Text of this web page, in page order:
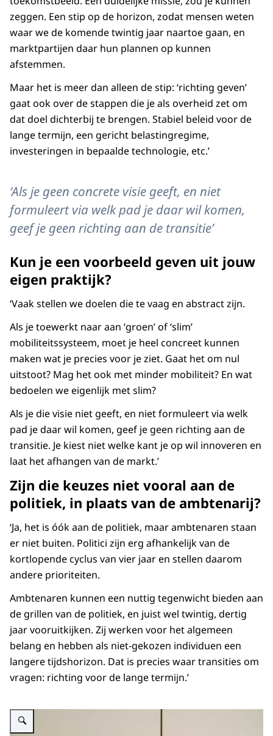
zeggen. Een stip op de horizon, zodat mensen weten
waar we de komende twintig jaar naartoe gaan, en
marktpartijen daar hun plannen op kunnen
afstemmen.
Maar het is meer dan alleen de stip: ‘richting geven’
gaat ook over de stappen die je als overheid zet om
dat doel dichterbij te brengen. Stabiel beleid voor de
lange termijn, een gericht belastingregime,
investeringen in bepaalde technologie, etc.’
‘Als je geen concrete visie geeft, en niet
formuleert via welk pad je daar wil komen,
geef je geen richting aan de transitie’
Kun je een voorbeeld geven uit jouw
eigen praktijk?
‘Vaak stellen we doelen die te vaag en abstract zijn.
Als je toewerkt naar aan ‘groen’ of ‘slim’
mobiliteitssysteem, moet je heel concreet kunnen
maken wat je precies voor je ziet. Gaat het om nul
uitstoot? Mag het ook met minder mobiliteit? En wat
bedoelen we eigenlijk met slim?
Als je die visie niet geeft, en niet formuleert via welk
pad je daar wil komen, geef je geen richting aan de
transitie. Je kiest niet welke kant je op wil innoveren en
laat het afhangen van de markt.’
Zijn die keuzes niet vooral aan de
politiek, in plaats van de ambtenarij?
‘Ja, het is óók aan de politiek, maar ambtenaren staan
er niet buiten. Politici zijn erg afhankelijk van de
kortlopende cyclus van vier jaar en stellen daarom
andere prioriteiten.
Ambtenaren kunnen een nuttig tegenwicht bieden aan
de grillen van de politiek, en juist wel twintig, dertig
jaar vooruitkijken. Zij werken voor het algemeen
belang en hebben als niet-gekozen individuen een
langere tijdshorizon. Dat is precies waar transities om
vragen: richting voor de lange termijn.’
Vergroot afbeelding Rik Braams